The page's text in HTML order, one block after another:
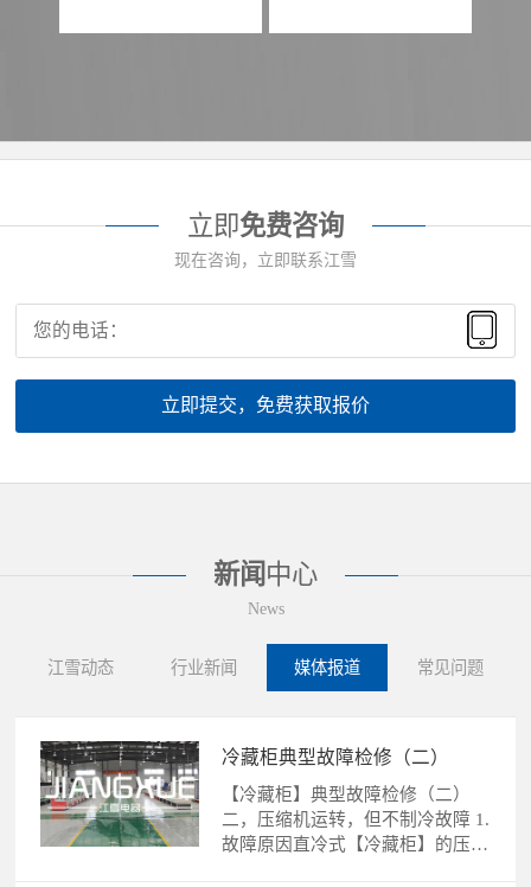
立即免费咨询
现在咨询，立即联系江雪
立即提交，免费获取报价
新闻 中心
News
江雪动态 行业新闻 媒体报道 常见问题
冷藏柜典型故障检修（二）
【冷藏柜】典型故障检修（二）
二，压缩机运转，但不制冷故障 1.
故障原因直冷式【冷藏柜】的压缩